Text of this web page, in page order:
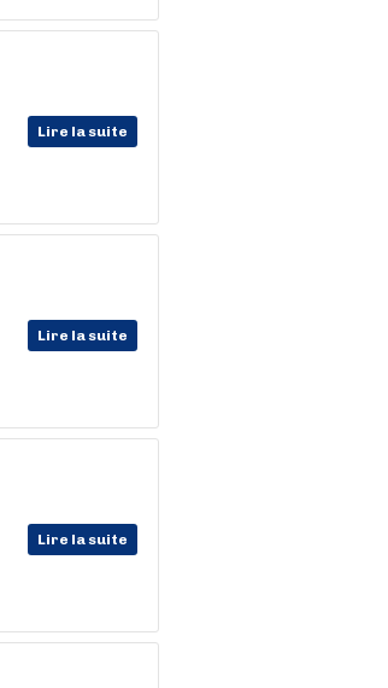
Lire la suite
Lire la suite
Lire la suite